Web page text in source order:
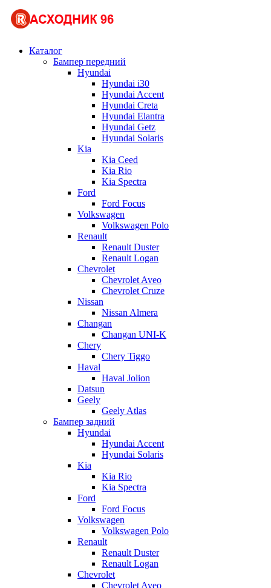
Каталог
Бампер передний
Hyundai
Hyundai i30
Hyundai Accent
Hyundai Creta
Hyundai Elantra
Hyundai Getz
Hyundai Solaris
Kia
Kia Ceed
Kia Rio
Kia Spectra
Ford
Ford Focus
Volkswagen
Volkswagen Polo
Renault
Renault Duster
Renault Logan
Chevrolet
Chevrolet Aveo
Chevrolet Cruze
Nissan
Nissan Almera
Changan
Changan UNI-K
Chery
Chery Tiggo
Haval
Haval Jolion
Datsun
Geely
Geely Atlas
Бампер задний
Hyundai
Hyundai Accent
Hyundai Solaris
Kia
Kia Rio
Kia Spectra
Ford
Ford Focus
Volkswagen
Volkswagen Polo
Renault
Renault Duster
Renault Logan
Chevrolet
Chevrolet Aveo